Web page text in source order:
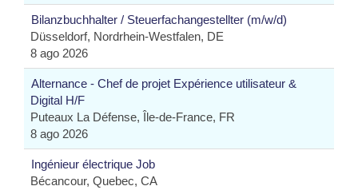
Bilanzbuchhalter / Steuerfachangestellter (m/w/d)
Düsseldorf, Nordrhein-Westfalen, DE
8 ago 2026
Alternance - Chef de projet Expérience utilisateur &
Digital H/F
Puteaux La Défense, Île-de-France, FR
8 ago 2026
Ingénieur électrique Job
Bécancour, Quebec, CA